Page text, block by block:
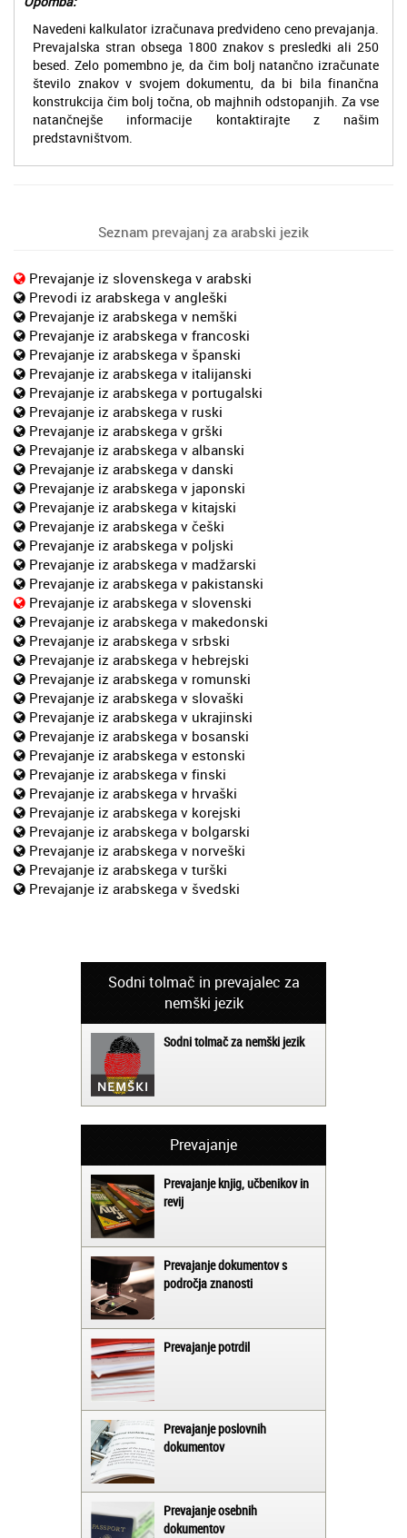
Navedeni kalkulator izračunava predvideno ceno prevajanja.
Prevajalska stran obsega 1800 znakov s presledki ali 250
besed. Zelo pomembno je, da čim bolj natančno izračunate
število znakov v svojem dokumentu, da bi bila finančna
konstrukcija čim bolj točna, ob majhnih odstopanjih. Za vse
natančnejše informacije kontaktirajte z našim
predstavništvom.
Seznam prevajanj za arabski jezik
Prevajanje iz slovenskega v arabski
Prevodi iz arabskega v angleški
Prevajanje iz arabskega v nemški
Prevajanje iz arabskega v francoski
Prevajanje iz arabskega v španski
Prevajanje iz arabskega v italijanski
Prevajanje iz arabskega v portugalski
Prevajanje iz arabskega v ruski
Prevajanje iz arabskega v grški
Prevajanje iz arabskega v albanski
Prevajanje iz arabskega v danski
Prevajanje iz arabskega v japonski
Prevajanje iz arabskega v kitajski
Prevajanje iz arabskega v češki
Prevajanje iz arabskega v poljski
Prevajanje iz arabskega v madžarski
Prevajanje iz arabskega v pakistanski
Prevajanje iz arabskega v slovenski
Prevajanje iz arabskega v makedonski
Prevajanje iz arabskega v srbski
Prevajanje iz arabskega v hebrejski
Prevajanje iz arabskega v romunski
Prevajanje iz arabskega v slovaški
Prevajanje iz arabskega v ukrajinski
Prevajanje iz arabskega v bosanski
Prevajanje iz arabskega v estonski
Prevajanje iz arabskega v finski
Prevajanje iz arabskega v hrvaški
Prevajanje iz arabskega v korejski
Prevajanje iz arabskega v bolgarski
Prevajanje iz arabskega v norveški
Prevajanje iz arabskega v turški
Prevajanje iz arabskega v švedski
Sodni tolmač in prevajalec za
nemški jezik
Sodni tolmač za nemški jezik
Prevajanje
Prevajanje knjig, učbenikov in
revij
Prevajanje dokumentov s
področja znanosti
Prevajanje potrdil
Prevajanje poslovnih
dokumentov
Prevajanje osebnih
dokumentov